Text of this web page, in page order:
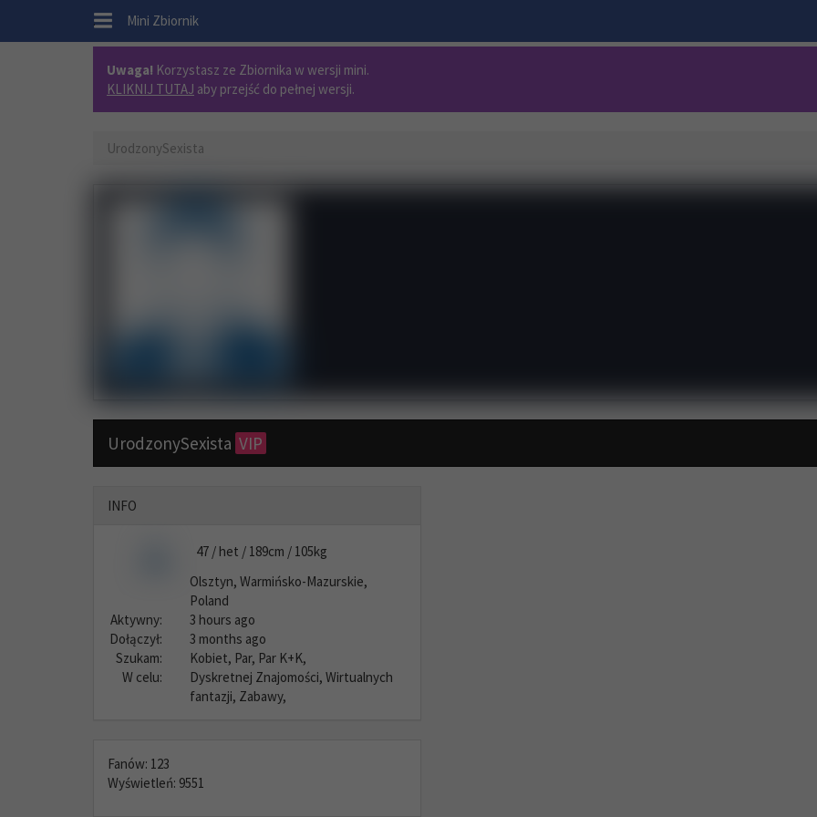
. Mini Zbiornik
Uwaga! Korzystasz ze Zbiornika w wersji mini.
KLIKNIJ TUTAJ aby przejść do pełnej wersji.
UrodzonySexista
UrodzonySexista VIP
INFO
47 / het / 189cm / 105kg
Olsztyn, Warmińsko-Mazurskie,
Poland
Aktywny:
3 hours ago
Dołączył:
3 months ago
Szukam:
Kobiet, Par, Par K+K,
W celu:
Dyskretnej Znajomości, Wirtualnych
fantazji, Zabawy,
Fanów: 123
Wyświetleń: 9551